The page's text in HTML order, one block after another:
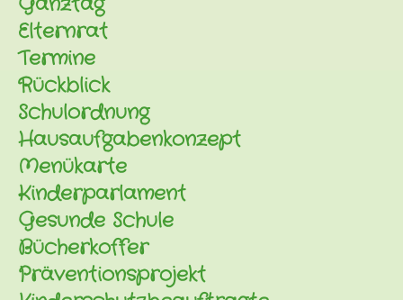
Elternrat
Termine
Rückblick
Schulordnung
Hausaufgabenkonzept
Menükarte
Kinderparlament
Gesunde Schule
Bücherkoffer
Präventionsprojekt